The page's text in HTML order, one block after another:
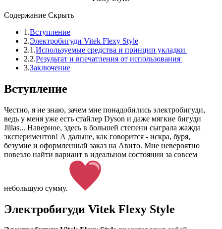
Содержание Скрыть
1.Вступление
2.Электробигуди Vitek Flexy Style
2.1.Используемые средства и принцип укладки
2.2.Результат и впечатления от использования
3.Заключение
Вступление
Честно, я не знаю, зачем мне понадобились электробигуди,
ведь у меня уже есть стайлер Dyson и даже мягкие бигуди
Jillas... Наверное, здесь в большей степени сыграла жажда
экспериментов! А дальше, как говорится - искра, буря,
безумие и оформленный заказ на Авито. Мне невероятно
повезло найти вариант в идеальном состоянии за совсем
небольшую сумму.
Электробигуди Vitek Flexy Style